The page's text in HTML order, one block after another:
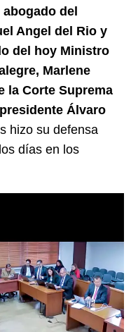
del
Angel del Rio y
del hoy Ministro
Marlene
la Corte Suprema
Álvaro
hizo su defensa
días en los